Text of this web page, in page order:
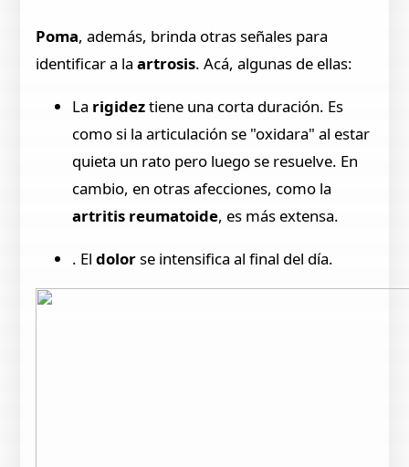
Poma, además, brinda otras señales para
identificar a la artrosis. Acá, algunas de ellas:
La rigideztiene una corta duración. Es
como si la articulación se "oxidara" al estar
quieta un rato pero luego se resuelve. En
cambio, en otras afecciones, como la
artritis reumatoide, es más extensa.
. El dolorse intensifica al final del día.